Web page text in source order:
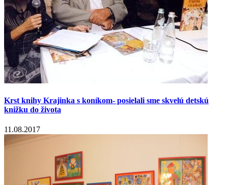
Krst knihy Krajinka s koníkom- posielali sme skvelú detskú
knižku do života
11.08.2017